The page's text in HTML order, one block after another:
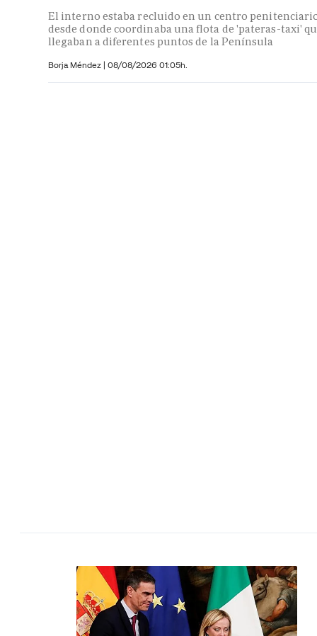
El interno estaba recluido en un centro
desde donde coordinaba una flota de 'pateras-taxi'
llegaban a diferentes puntos de la Península
Borja Méndez | 08/08/2026 01:05h.